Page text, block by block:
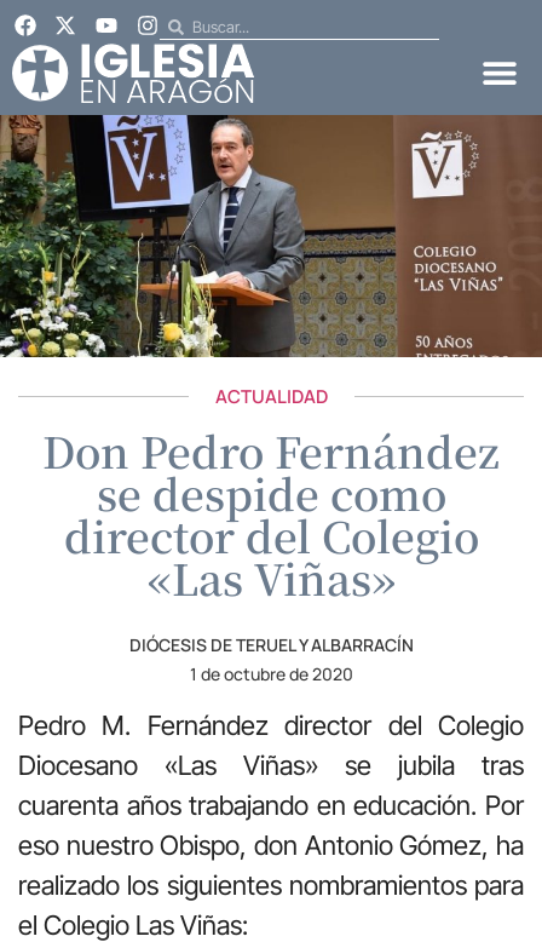
ACTUALIDAD
Don Pedro Fernández
se despide como
director del Colegio
«Las Viñas»
DIÓCESIS DE TERUEL Y ALBARRACÍN
1 de octubre de 2020
Pedro M. Fernández director del Colegio
Diocesano «Las Viñas» se jubila tras
cuarenta años trabajando en educación. Por
eso nuestro Obispo, don Antonio Gómez, ha
realizado los siguientes nombramientos para
el Colegio Las Viñas: